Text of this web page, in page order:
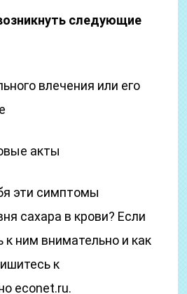
следующие
влечения или его
акты
эти симптомы
сахара в крови? Если
к ним внимательно и как
к
econet.ru.